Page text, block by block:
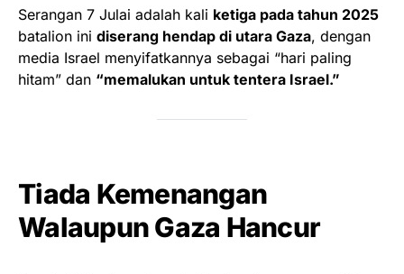
Serangan 7 Julai adalah kali ketiga pada tahun 2025
batalion ini diserang hendap di utara Gaza, dengan
media Israel menyifatkannya sebagai “hari paling
hitam” dan “memalukan untuk tentera Israel.”
Tiada Kemenangan
Walaupun Gaza Hancur